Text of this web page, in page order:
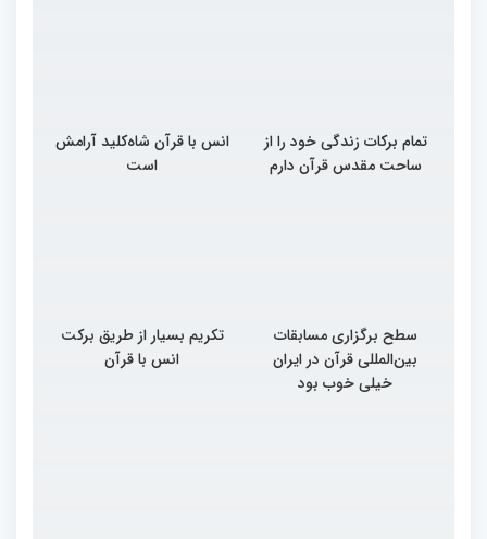
تمام برکات زندگی خود را از
ساحت مقدس قرآن دارم
انس با قرآن شاه‌کلید آرامش
است
سطح برگزاری مسابقات
بین‌المللی قرآن در ایران
خیلی خوب بود
تکریم بسیار از طریق برکت
انس با قرآن